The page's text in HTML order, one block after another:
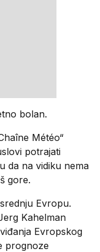
bolan.
Météo“
potrajati
da na vidiku nema
gore.
Evropu.
Kahelman
Evropskog
prognoze